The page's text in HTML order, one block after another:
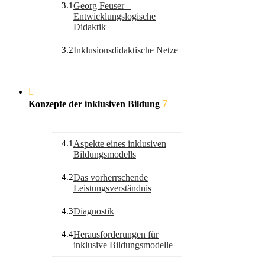
3.1Georg Feuser –
Entwicklungslogische
Didaktik
3.2Inklusionsdidaktische Netze
Konzepte der inklusiven Bildung 7
4.1 Aspekte eines inklusiven
Bildungsmodells
4.2Das vorherrschende
Leistungsverständnis
4.3Diagnostik
4.4Herausforderungen für
inklusive Bildungsmodelle